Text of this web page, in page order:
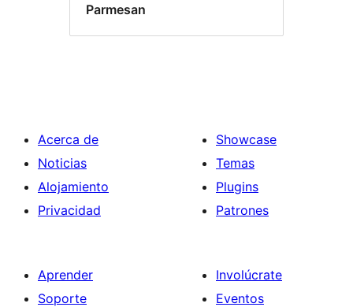
Parmesan
Acerca de
Noticias
Alojamiento
Privacidad
Showcase
Temas
Plugins
Patrones
Aprender
Soporte
Involúcrate
Eventos